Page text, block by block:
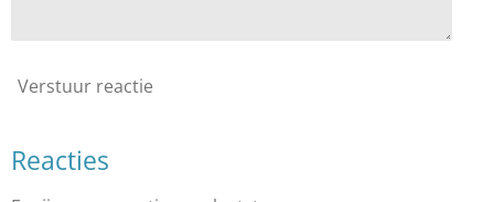
Verstuur reactie
Reacties